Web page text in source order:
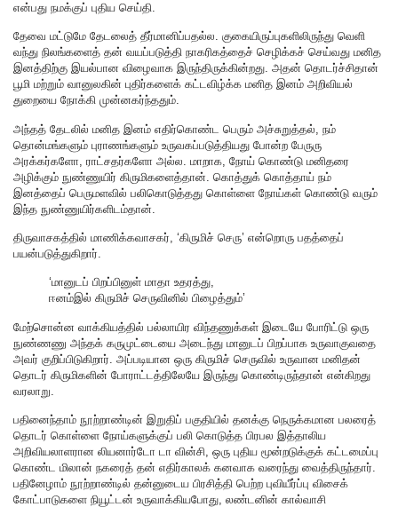
என்பது நமக்குப் புதிய செய்தி.
தேவை மட்டுமே தேடலைத் தீர்மானிப்பதல்ல. குகையிருப்புகளிலிருந்து வெளி
வந்து நிலங்களைத் தன் வயப்படுத்தி நாகரிகத்தைச் செழிக்கச் செய்வது மனித
இனத்திற்கு இயல்பான விழைவாக இருந்திருக்கின்றது. அதன் தொடர்ச்சிதான்
பூமி மற்றும் வானுலகின் புதிர்களைக் கட்டவிழ்க்க மனித இனம் அறிவியல்
துறையை நோக்கி முன்னகர்ந்ததும்.
அந்தத் தேடலில் மனித இனம் எதிர்கொண்ட பெரும் அச்சுறுத்தல், நம்
தொன்மங்களும் புராணங்களும் உருவகப்படுத்தியது போன்ற பேருரு
அரக்கர்களோ, ராட்சதர்களோ அல்ல. மாறாக, நோய் கொண்டு மனிதரை
அழிக்கும் நுண்ணுயிர் கிருமிகளைத்தான். கொத்துக் கொத்தாய் நம்
இனத்தைப் பெருமளவில் பலிகொடுத்தது கொள்ளை நோய்கள் கொண்டு வரும்
இந்த நுண்ணுயிர்களிடம்தான்.
திருவாசகத்தில் மாணிக்கவாசகர், ‘கிருமிச் செரு’ என்றொரு பதத்தைப்
பயன்படுத்துகிறார்.
‘மானுடப்‌ பிறப்பினுள்‌ மாதா உதரத்து,
ஈனம்‌இல்‌ கிருமிச்‌ செருவினில்‌ பிழைத்தும்‌’
மேற்சொன்ன வாக்கியத்தில் பல்லாயிர விந்தணுக்கள் இடையே போரிட்டு ஒரு
நுண்ணணு அந்தக் கருமுட்டையை அடைந்து மானுடப் பிறப்பாக உருவாகுவதை
அவர் குறிப்பிடுகிறார். அப்படியான ஒரு கிருமிச் செருவில் உருவான மனிதன்
தொடர் கிருமிகளின் போராட்டத்திலேயே இருந்து கொண்டிருந்தான் என்கிறது
வரலாறு.
பதினைந்தாம் நூற்றாண்டின் இறுதிப் பகுதியில் தனக்கு நெருக்கமான பலரைத்
தொடர் கொள்ளை நோய்களுக்குப் பலி கொடுத்த பிரபல இத்தாலிய
அறிவியலாளரான லியனார்டோ டா வின்சி, ஒரு புதிய மூன்றடுக்குக் கட்டமைப்பு
கொண்ட மிலான் நகரைத் தன் எதிர்காலக் கனவாக வரைந்து வைத்திருந்தார்.
பதினேழாம் நூற்றாண்டில் தன்னுடைய பிரசித்தி பெற்ற புவியீர்ப்பு விசைக்
கோட்பாடுகளை நியூட்டன் உருவாக்கியபோது, லண்டனின் கால்வாசி